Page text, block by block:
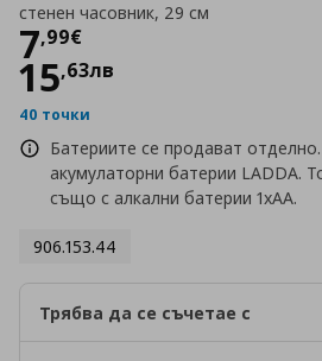
стенен часовник, 29 см
7,99€
Цена
15,63лв
40 точки
Батериите се продават
акумулаторни батерии LADDA.
също с алкални батерии 1xAA.
906.153.44
Трябва да се съчетае с